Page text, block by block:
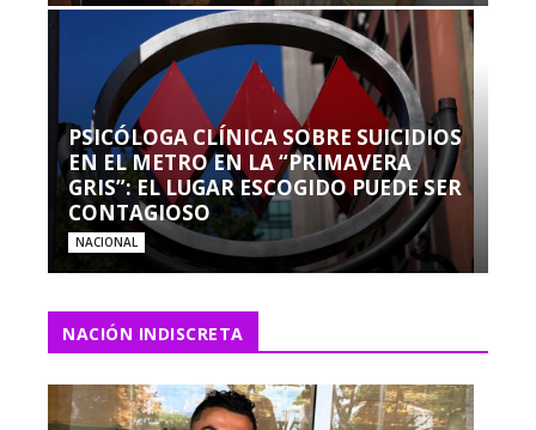
PSICÓLOGA CLÍNICA SOBRE SUICIDIOS
EN EL METRO EN LA “PRIMAVERA
GRIS”: EL LUGAR ESCOGIDO PUEDE SER
CONTAGIOSO
NACIONAL
NACIÓN INDISCRETA